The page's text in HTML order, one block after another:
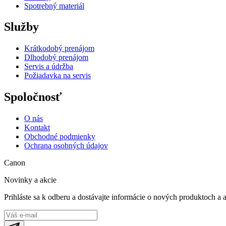
Spotrebný materiál
Služby
Krátkodobý prenájom
Dlhodobý prenájom
Servis a údržba
Požiadavka na servis
Spoločnosť
O nás
Kontakt
Obchodné podmienky
Ochrana osobných údajov
Canon
Novinky a akcie
Prihláste sa k odberu a dostávajte informácie o nových produktoch a